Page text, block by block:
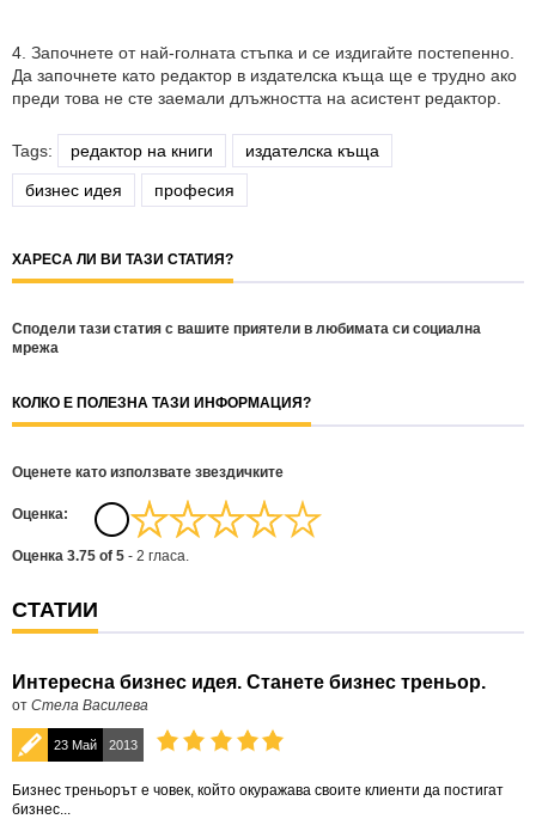
4. Започнете от най-голната стъпка и се издигайте постепенно.
Да започнете като редактор в издателска къща ще е трудно ако
преди това не сте заемали длъжността на асистент редактор.
Tags: редактор на книги издателска къща
бизнес идея професия
ХАРЕСА ЛИ ВИ ТАЗИ СТАТИЯ?
Сподели тази статия с вашите приятели в любимата си социална
мрежа
КОЛКО Е ПОЛЕЗНА ТАЗИ ИНФОРМАЦИЯ?
Оценете като използвате звездичките
Oценка:
Оценка 3.75 of 5 - 2 гласа.
СТАТИИ
Интересна бизнес идея. Станете бизнес треньор.
от Стела Василева
23 Май 2013
Бизнес треньорът е човек, който окуражава своите клиенти да постигат
бизнес...